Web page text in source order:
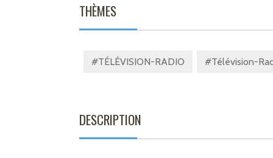
THÈMES
#TÉLÉVISION-RADIO #Télévision-
DESCRIPTION